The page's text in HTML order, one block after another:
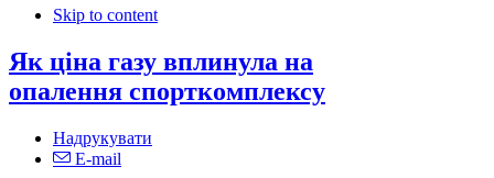
Skip to content
Як ціна газу вплинула на
опалення спорткомплексу
Надрукувати
E-mail